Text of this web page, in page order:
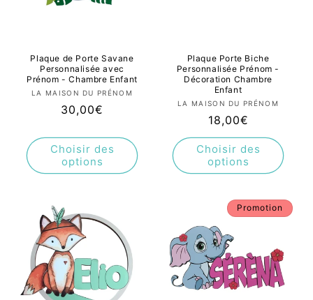
Plaque de Porte Savane
Personnalisée avec
Prénom - Chambre Enfant
Fournisseur :
LA MAISON DU PRÉNOM
Prix
30,00€
Choisir des
options
Plaque Porte Biche
Personnalisée Prénom -
Décoration Chambre
Enfant
Fournisseur :
LA MAISON DU PRÉNOM
Prix
habituel
18,00€
Choisir des
options
Promotion